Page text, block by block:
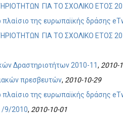
ΓΙΑ ΤΟ ΣΧΟΛΙΚΟ ΕΤΟΣ
της ευρωπαϊκής δράσης
ΓΙΑ ΤΟ ΣΧΟΛΙΚΟ ΕΤΟΣ
Δραστηριοτήτων 2010-11, 2010-
πρεσβευτών, 2010-10-29
της ευρωπαϊκής δράσης
/9/2010, 2010-10-01